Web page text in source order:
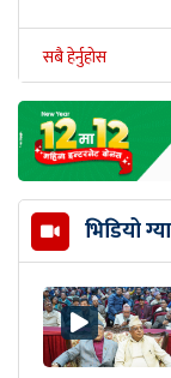
सबै हेर्नुहोस
भिडियो